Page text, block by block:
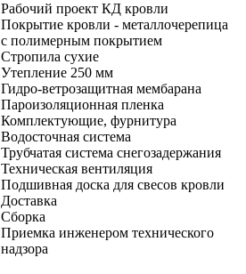
Рабочий проект КД кровли
Покрытие кровли - металлочерепица
с полимерным покрытием
Стропила сухие
Утепление 250 мм
Гидро-ветрозащитная мембарана
Пароизоляционная пленка
Комплектующие, фурнитура
Водосточная система
Трубчатая система снегозадержания
Техническая вентиляция
Подшивная доска для свесов кровли
Доставка
Сборка
Приемка инженером технического
надзора